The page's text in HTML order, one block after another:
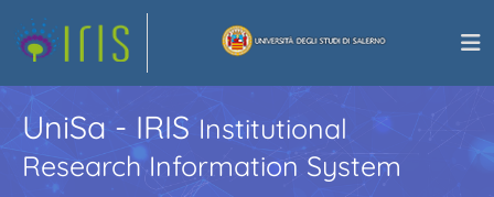
UniSa - IRISInstitutional
Research Information System